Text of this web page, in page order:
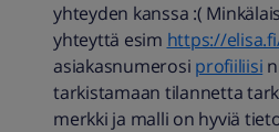
yhteyden kanssa :(
yhteyttä esim https://
asiakasnumerosi profiiliisi
tarkistamaan tilannetta
merkki ja malli on hyviä